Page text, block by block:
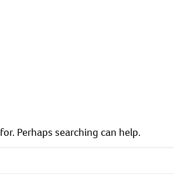
Perhaps searching can help.